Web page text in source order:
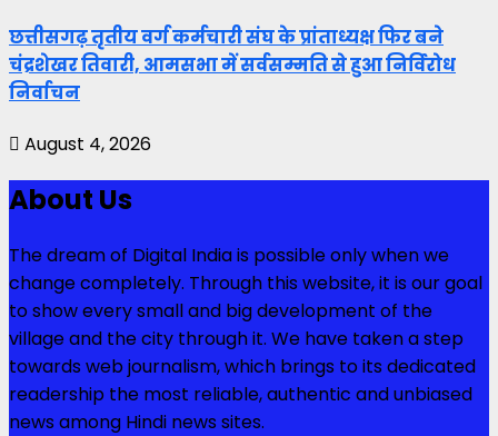
छत्तीसगढ़ तृतीय वर्ग कर्मचारी संघ के प्रांताध्यक्ष फिर बने
चंद्रशेखर तिवारी, आमसभा में सर्वसम्मति से हुआ निर्विरोध
निर्वाचन
August 4, 2026
About Us
The dream of Digital India is possible only when we
change completely. Through this website, it is our goal
to show every small and big development of the
village and the city through it. We have taken a step
towards web journalism, which brings to its dedicated
readership the most reliable, authentic and unbiased
news among Hindi news sites.